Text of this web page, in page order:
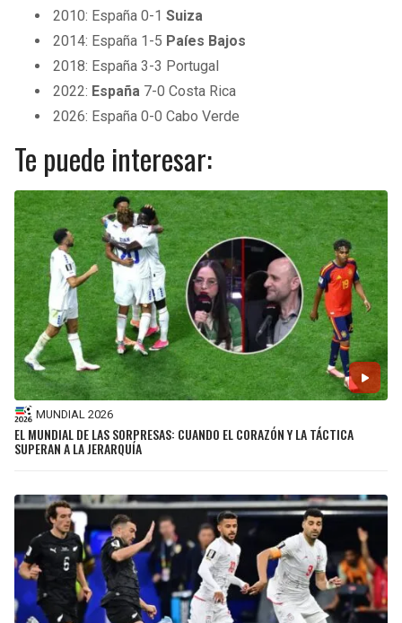
2010: España 0-1Suiza
2014: España 1-5 Paíes Bajos
2018: España 3-3 Portugal
2022: España 7-0 Costa Rica
2026: España 0-0 Cabo Verde
Te puede interesar:
MUNDIAL 2026
EL MUNDIAL DE LAS SORPRESAS: CUANDO EL CORAZÓN Y LA TÁCTICA
SUPERAN A LA JERARQUÍA